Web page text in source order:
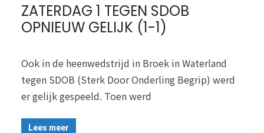
ZATERDAG 1 TEGEN SDOB
OPNIEUW GELIJK (1-1)
Ook in de heenwedstrijd in Broek in Waterland
tegen SDOB (Sterk Door Onderling Begrip) werd
er gelijk gespeeld. Toen werd
Lees meer